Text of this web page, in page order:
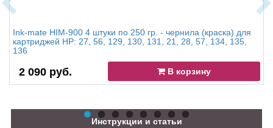
Ink-mate HIM-900 4 штуки по 250 гр. - чернила (краска) для
картриджей HP: 27, 56, 129, 130, 131, 21, 28, 57, 134, 135,
136
2 090 руб. В корзину
Инструкции и статьи